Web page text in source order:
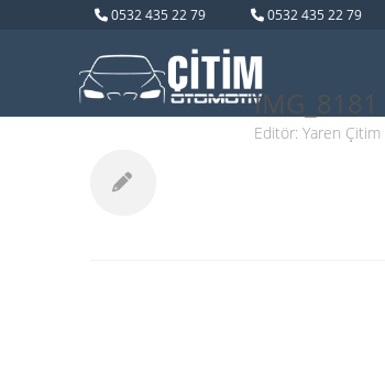
0532 435 22 79 0532 435 22 79
IMG_8181
Editör: Yaren Çitim